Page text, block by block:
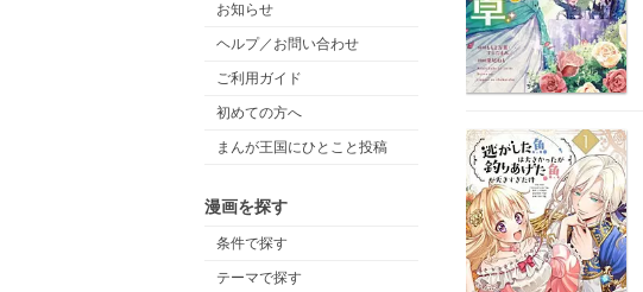
お知らせ
ヘルプ／お問い合わせ
ご利用ガイド
初めての方へ
まんが王国にひとこと投稿
漫画を探す
条件で探す
テーマで探す